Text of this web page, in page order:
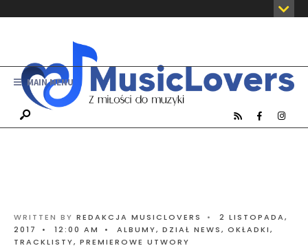
MAIN MENU
WRITTEN BY REDAKCJA MUSICLOVERS •
2 LISTOPADA,
2017
• 12:00 AM • ALBUMY, DZIAŁ NEWS, OKŁADKI,
TRACKLISTY, PREMIEROWE UTWORY